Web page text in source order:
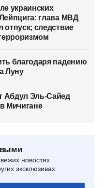
украинских
глава МВД
отпуск; следствие
благодаря падению
Луну
Абдул Эль-Сайед
Мичигане
новостях
эксклюзивах